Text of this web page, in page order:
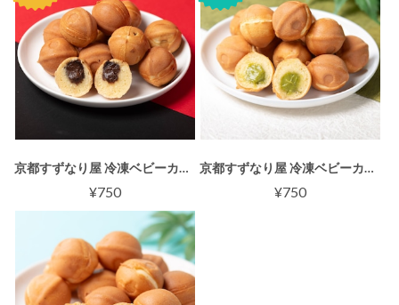
京都すずなり屋 冷凍ベビーカステラ チョコクリーム 12個入｜自然解凍OK おやつ・ギフトに最適
¥750
京都すずなり屋 冷凍ベビーカステラ 抹茶クリーム 12個入｜自然解凍OK おやつ・ギフトに最適
¥750